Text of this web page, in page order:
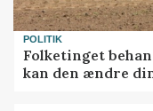
POLITIK
Folketinget
kan den ændre